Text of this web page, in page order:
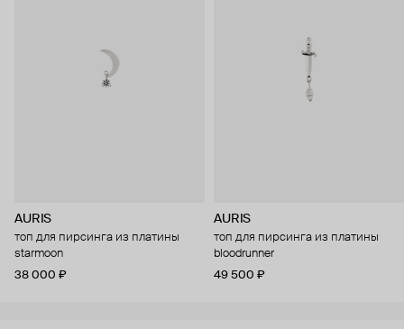
AURIS
топ для пирсинга из платины
starmoon
38 000 ₽
AURIS
топ для пирсинга из платины
bloodrunner
49 500 ₽